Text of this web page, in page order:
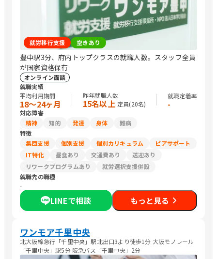
就労移行支援 空きあり
豊中駅3分、府内トップクラスの就職人数。スタッフ全員
が国家資格保有
オンライン面談
就職実績
平均利用期間
18〜24ヶ月
昨年就職人数
15名以上 定員(20名)
就職定着率
-
対応障害
精神
知的 発達 身体
難病
特徴
集団支援
個別支援 個別カリキュラム
ピアサポート
IT特化
昼食あり 交通費あり
送迎あり
リワークプログラムあり
就労選択支援併設
就職先の職種
-
LINEで相談 もっと見る
ワンモア千里中央
北大阪線急行「千里中央」駅北出口3より徒歩1分 大阪モノレール
「千里中央」駅5分 阪急バス「千里中央」2分